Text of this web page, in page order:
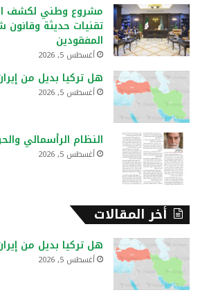
مشروع وطني لكشف
تقنيات حديثة
المفقودين
أغسطس 5, 2026
هل تركيا بديل من
أغسطس 5, 2026
النظام الرأسمالي
أغسطس 5, 2026
أخر المقالات
هل تركيا بديل من
أغسطس 5, 2026